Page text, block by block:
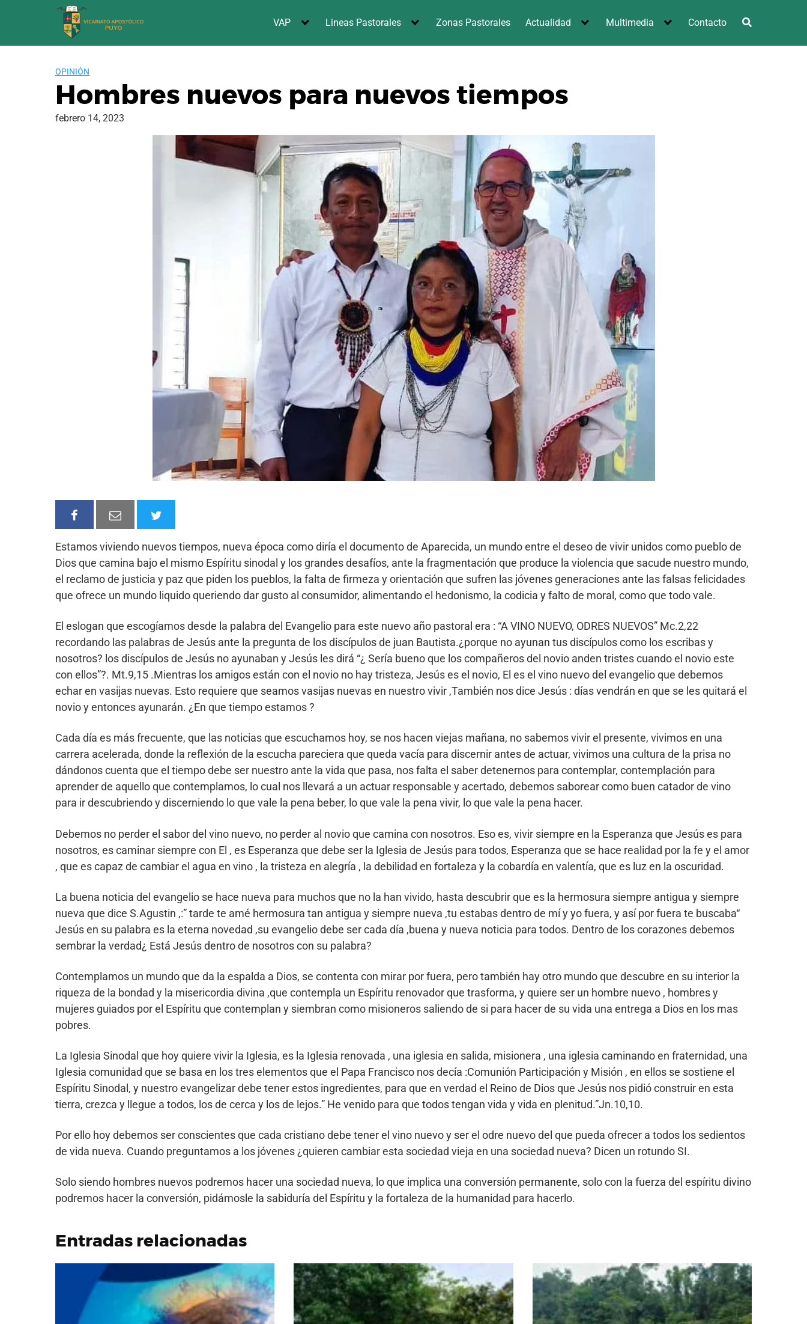
VAP Lineas Pastorales Zonas Pastorales Actualidad Multimedia Contacto
OPINIÓN
Hombres nuevos para nuevos tiempos
febrero 14, 2023
Estamos viviendo nuevos tiempos, nueva época como diría el documento de Aparecida, un mundo entre el deseo de vivir unidos como pueblo de
Dios que camina bajo el mismo Espíritu sinodal y los grandes desafíos, ante la fragmentación que produce la violencia que sacude nuestro mundo,
el reclamo de justicia y paz que piden los pueblos, la falta de firmeza y orientación que sufren las jóvenes generaciones ante las falsas felicidades
que ofrece un mundo liquido queriendo dar gusto al consumidor, alimentando el hedonismo, la codicia y falto de moral, como que todo vale.
El eslogan que escogíamos desde la palabra del Evangelio para este nuevo año pastoral era : “A VINO NUEVO, ODRES NUEVOS” Mc.2,22
recordando las palabras de Jesús ante la pregunta de los discípulos de juan Bautista.¿porque no ayunan tus discípulos como los escribas y
nosotros? los discípulos de Jesús no ayunaban y Jesús les dirá “¿ Sería bueno que los compañeros del novio anden tristes cuando el novio este
con ellos”?. Mt.9,15 .Mientras los amigos están con el novio no hay tristeza, Jesús es el novio, El es el vino nuevo del evangelio que debemos
echar en vasijas nuevas. Esto requiere que seamos vasijas nuevas en nuestro vivir ,También nos dice Jesús : días vendrán en que se les quitará el
novio y entonces ayunarán. ¿En que tiempo estamos ?
Cada día es más frecuente, que las noticias que escuchamos hoy, se nos hacen viejas mañana, no sabemos vivir el presente, vivimos en una
carrera acelerada, donde la reflexión de la escucha pareciera que queda vacía para discernir antes de actuar, vivimos una cultura de la prisa no
dándonos cuenta que el tiempo debe ser nuestro ante la vida que pasa, nos falta el saber detenernos para contemplar, contemplación para
aprender de aquello que contemplamos, lo cual nos llevará a un actuar responsable y acertado, debemos saborear como buen catador de vino
para ir descubriendo y discerniendo lo que vale la pena beber, lo que vale la pena vivir, lo que vale la pena hacer.
Debemos no perder el sabor del vino nuevo, no perder al novio que camina con nosotros. Eso es, vivir siempre en la Esperanza que Jesús es para
nosotros, es caminar siempre con El , es Esperanza que debe ser la Iglesia de Jesús para todos, Esperanza que se hace realidad por la fe y el amor
, que es capaz de cambiar el agua en vino , la tristeza en alegría , la debilidad en fortaleza y la cobardía en valentía, que es luz en la oscuridad.
La buena noticia del evangelio se hace nueva para muchos que no la han vivido, hasta descubrir que es la hermosura siempre antigua y siempre
nueva que dice S.Agustin ,:” tarde te amé hermosura tan antigua y siempre nueva ,tu estabas dentro de mí y yo fuera, y así por fuera te buscaba“
Jesús en su palabra es la eterna novedad ,su evangelio debe ser cada día ,buena y nueva noticia para todos. Dentro de los corazones debemos
sembrar la verdad¿ Está Jesús dentro de nosotros con su palabra?
Contemplamos un mundo que da la espalda a Dios, se contenta con mirar por fuera, pero también hay otro mundo que descubre en su interior la
riqueza de la bondad y la misericordia divina ,que contempla un Espíritu renovador que trasforma, y quiere ser un hombre nuevo , hombres y
mujeres guiados por el Espíritu que contemplan y siembran como misioneros saliendo de si para hacer de su vida una entrega a Dios en los mas
pobres.
La Iglesia Sinodal que hoy quiere vivir la Iglesia, es la Iglesia renovada , una iglesia en salida, misionera , una iglesia caminando en fraternidad, una
Iglesia comunidad que se basa en los tres elementos que el Papa Francisco nos decía :Comunión Participación y Misión , en ellos se sostiene el
Espíritu Sinodal, y nuestro evangelizar debe tener estos ingredientes, para que en verdad el Reino de Dios que Jesús nos pidió construir en esta
tierra, crezca y llegue a todos, los de cerca y los de lejos.” He venido para que todos tengan vida y vida en plenitud.”Jn.10,10.
Por ello hoy debemos ser conscientes que cada cristiano debe tener el vino nuevo y ser el odre nuevo del que pueda ofrecer a todos los sedientos
de vida nueva. Cuando preguntamos a los jóvenes ¿quieren cambiar esta sociedad vieja en una sociedad nueva? Dicen un rotundo SI.
Solo siendo hombres nuevos podremos hacer una sociedad nueva, lo que implica una conversión permanente, solo con la fuerza del espíritu divino
podremos hacer la conversión, pidámosle la sabiduría del Espíritu y la fortaleza de la humanidad para hacerlo.
Entradas relacionadas